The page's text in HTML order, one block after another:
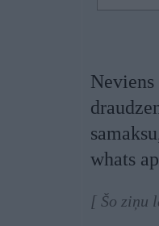
whats
[ Šo ziņu